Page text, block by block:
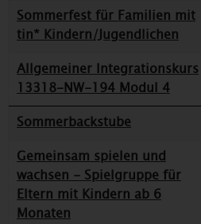
Sommerfest für Familien mit
tin* Kindern/Jugendlichen
Allgemeiner Integrationskurs
13318-NW-194 Modul 4
Sommerbackstube
Gemeinsam spielen und
wachsen - Spielgruppe für
Eltern mit Kindern ab 6
Monaten